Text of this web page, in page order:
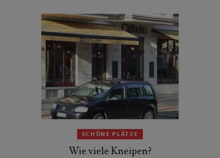
SCHÖNE PLÄTZE
Wie viele Kneipen?